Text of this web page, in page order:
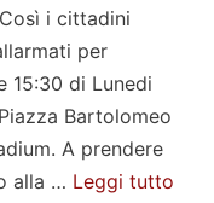
i cittadini
per
15:30 di Lunedi
Bartolomeo
A prendere
alla … Leggi tutto